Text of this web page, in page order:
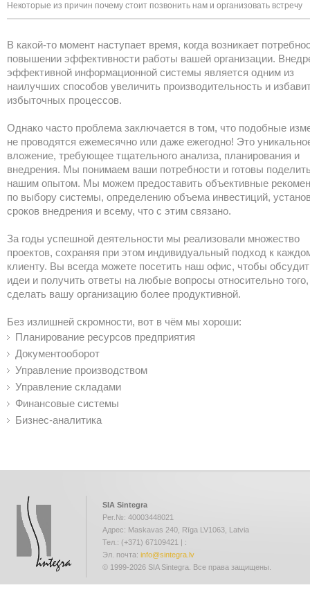
Некоторые из причин почему стоит позвонить нам и организовать встречу
В какой-то момент наступает время, когда возникает
повышении эффективности работы вашей организации.
эффективной информационной системы является одним из
наилучших способов увеличить производительность и
избыточных процессов.
Однако часто проблема заключается в том, что подобные
не проводятся ежемесячно или даже ежегодно! Это
вложение, требующее тщательного анализа, планирования и
внедрения. Мы понимаем ваши потребности и готовы
нашим опытом. Мы можем предоставить объективные
по выбору системы, определению объема инвестиций,
сроков внедрения и всему, что с этим связано.
За годы успешной деятельности мы реализовали множество
проектов, сохраняя при этом индивидуальный подход к
клиенту. Вы всегда можете посетить наш офис, чтобы
идеи и получить ответы на любые вопросы относительно того,
сделать вашу организацию более продуктивной.
Без излишней скромности, вот в чём мы хороши:
Планирование ресурсов предприятия
Документооборот
Управление производством
Управление складами
Финансовые системы
Бизнес-аналитика
SIA Sintegra
Рег.№: 40003448021
Адрес: Maskavas 240, Rīga LV1063, Latvia
Тел.: (+371) 67109421 | :
Эл. почта: info@sintegra.lv
© 1999-2026 SIA Sintegra. Все права защищены.